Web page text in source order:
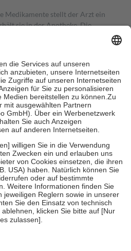
Medikamente stellt der Arzt ein
sie in der Apotheke. Die
übernimmt in der Regel die
trägt einen Teil davon als Zuzahlung
Zuzahlungen in Höhe von zehn
jedochfünf Euround
nie mehr als die tatsächlichen
auch für Online-Apotheken.
Krankenpflege beträgt die
sowie zehn Euro je
für ihre eigene Gesundheit zu
der Familie zu unterstützen,
zum vollendeten 18. Lebensjahr
und Früherkennung, die von der